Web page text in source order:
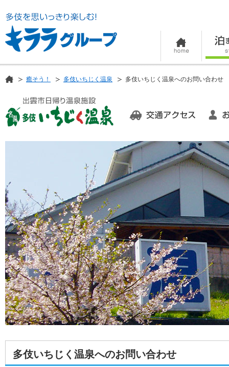
癒そう！ 多伎いちじく温泉 多伎いちじく温泉へのお問い合わせ
多伎いちじく温泉へのお問い合わせ